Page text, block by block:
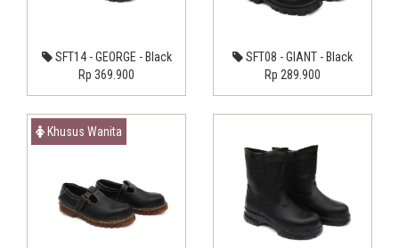
SFT14 - GEORGE - Black
Rp 369.900
SFT08 - GIANT - Black
Rp 289.900
Khusus Wanita